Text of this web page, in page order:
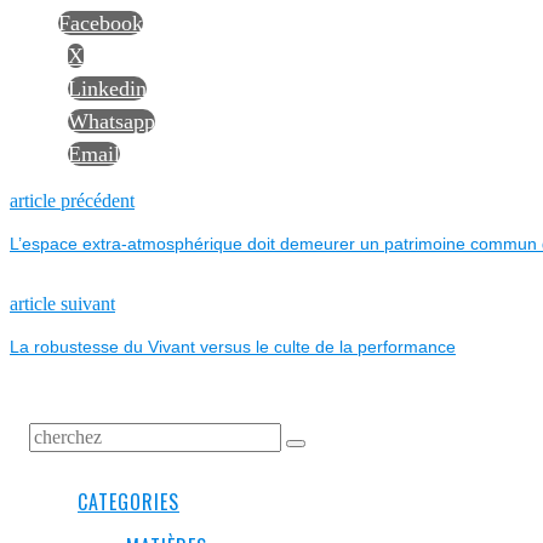
Facebook
X
Linkedin
Whatsapp
Email
NAVIGATION
DE
L’ARTICLE
article précédentPrevious
L’espace extra-atmosphérique doit demeurer un patrimoine commun
article suivantNext
La robustesse du Vivant versus le culte de la performance
CATEGORIES